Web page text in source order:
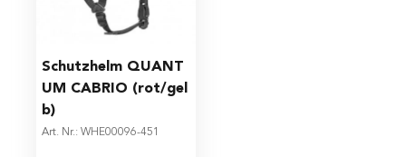
Schutzhelm QUANT
UM CABRIO (rot/gel
b)
Art. Nr.: WHE00096-451